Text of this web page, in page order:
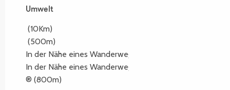
Umwelt
Umwelt
(10Km)
(500m)
In der Nähe eines Wanderwegs :
In der Nähe eines Wanderwegs :
® (800m)